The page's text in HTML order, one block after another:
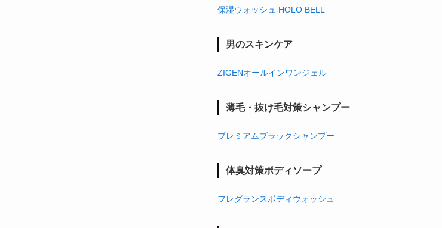
保湿ウォッシュ HOLO BELL
男のスキンケア
ZIGENオールインワンジェル
薄毛・抜け毛対策シャンプー
プレミアムブラックシャンプー
体臭対策ボディソープ
フレグランスボディウォッシュ